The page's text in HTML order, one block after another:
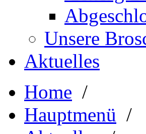
Unsere
Aktuelles
Home /
Hauptmenü /